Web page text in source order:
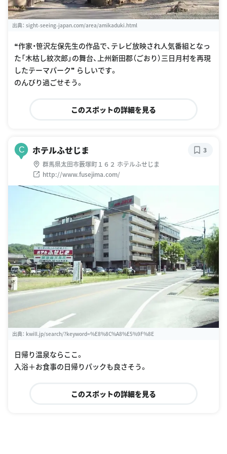
出典： sight-seeing-japan.com/area/amikaduki.html
❝作家・笹沢左保先生の作品で、テレビ放映され人気番組となっ
た「木枯し紋次郎」の舞台、上州新田郡（ごおり）三日月村を再現
したテーマパーク❞ らしいです。
のんびり過ごせそう。
このスポットの詳細を見る
C ホテルふせじま
群馬県太田市藪塚町１６２ ホテルふせじま
http://www.fusejima.com/
3
出典： kwill.jp/search/?keyword=%E8%8C%A8%E5%9F%8E
日帰り温泉ならここ。
入浴＋お食事の日帰りパックも良さそう。
このスポットの詳細を見る